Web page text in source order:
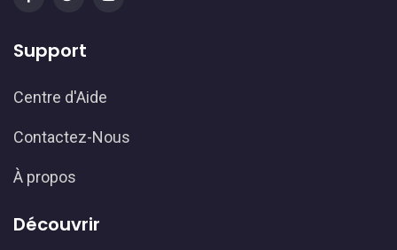
Support
Centre d'Aide
Contactez-Nous
À propos
Découvrir